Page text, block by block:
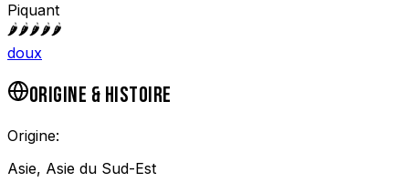
Piquant
🌶️🌶️🌶️🌶️🌶️
doux
ORIGINE & HISTOIRE
Origine:
Asie, Asie du Sud-Est